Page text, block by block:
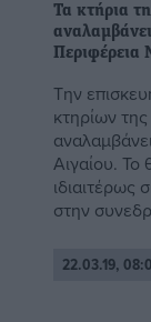
Τα κτήρια
Περιφέρεια
Την
κτηρίων
Αιγαίου. Το
ιδιαιτέρως
στην
22.03.19,